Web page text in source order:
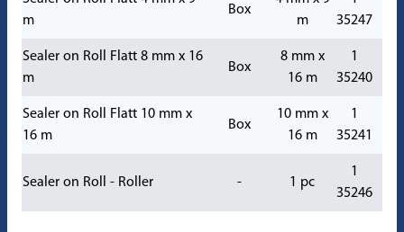
m
Box
m
35247
Sealer on Roll Flatt 8 mm x 16
m
Box
8 mm x
16 m
1
35240
Sealer on Roll Flatt 10 mm x
16 m
Box
10 mm x
16 m
1
35241
Sealer on Roll - Roller - 1 pc
1
35246